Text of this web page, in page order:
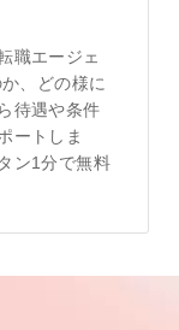
職エージェ
、どの様に
待遇や条件
ートしま
ン1分で無料